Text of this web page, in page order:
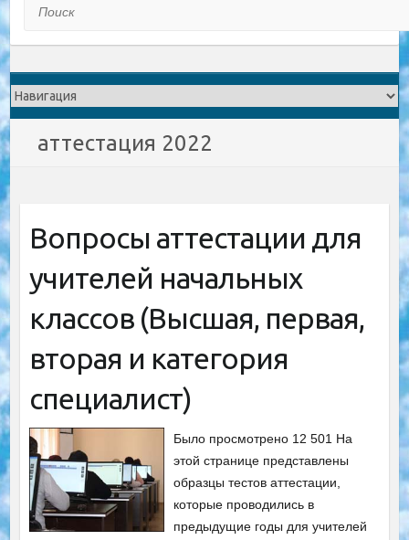
аттестация 2022
Вопросы аттестации для
учителей начальных
классов (Высшая, первая,
вторая и категория
специалист)
Было просмотрено 12 501 На
этой странице представлены
образцы тестов аттестации,
которые проводились в
предыдущие годы для учителей